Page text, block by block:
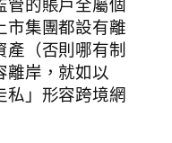
市集團都設有離
產（否則哪有制
離岸，就如以
私」形容跨境網